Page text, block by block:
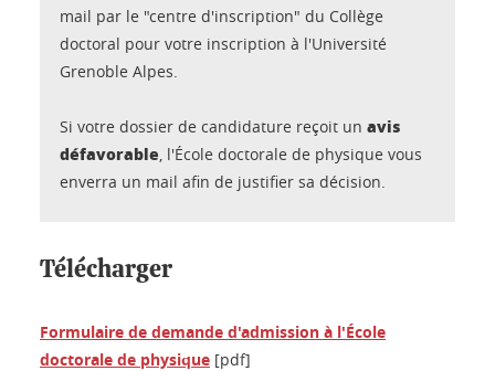
mail par le "centre d'inscription" du Collège
doctoral pour votre inscription à l'Université
Grenoble Alpes.
Si votre dossier de candidature reçoit un avis
défavorable, l'École doctorale de physique vous
enverra un mail afin de justifier sa décision.
Télécharger
Formulaire de demande d'admission à l'École
doctorale de physique [pdf]